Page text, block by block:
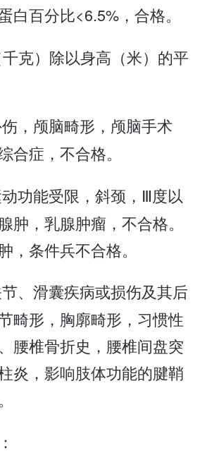
白百分比<6.5%，合格。
千克）除以身高（米）的平
，颅脑畸形，颅脑手术
合症，不合格。
功能受限，斜颈，Ⅲ度以
肿，乳腺肿瘤，不合格。
，条件兵不合格。
、滑囊疾病或损伤及其后
畸形，胸廓畸形，习惯性
腰椎骨折史，腰椎间盘突
炎，影响肢体功能的腱鞘